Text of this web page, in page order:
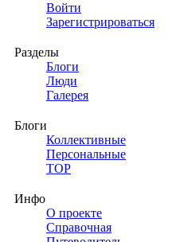
Войти
Зарегистрироваться
Разделы
Блоги
Люди
Галерея
Блоги
Коллективные
Персональные
TOP
Инфо
О проекте
Справочная